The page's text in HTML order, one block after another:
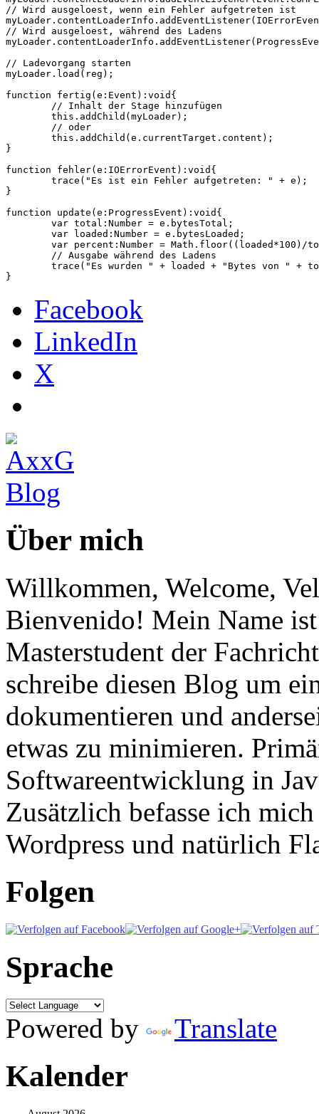
// Wird ausgeloest, wenn ein Fehler aufgetreten ist
// Wird ausgeloest, während des Ladens
// Ladevorgang starten
myLoader.load(reg);
function fertig(e:Event):void{
}
function fehler(e:IOErrorEvent):void{
}
function update(e:ProgressEvent):void{
Facebook
LinkedIn
X
Über mich
Willkommen, Welcome,
Bienvenido! Mein Name
Masterstudent der
schreibe diesen Blog um
dokumentieren und
etwas zu minimieren.
Softwareentwicklung in
Zusätzlich befasse ich
Wordpress und natürlich
Folgen
Sprache
Powered by Translate
Kalender